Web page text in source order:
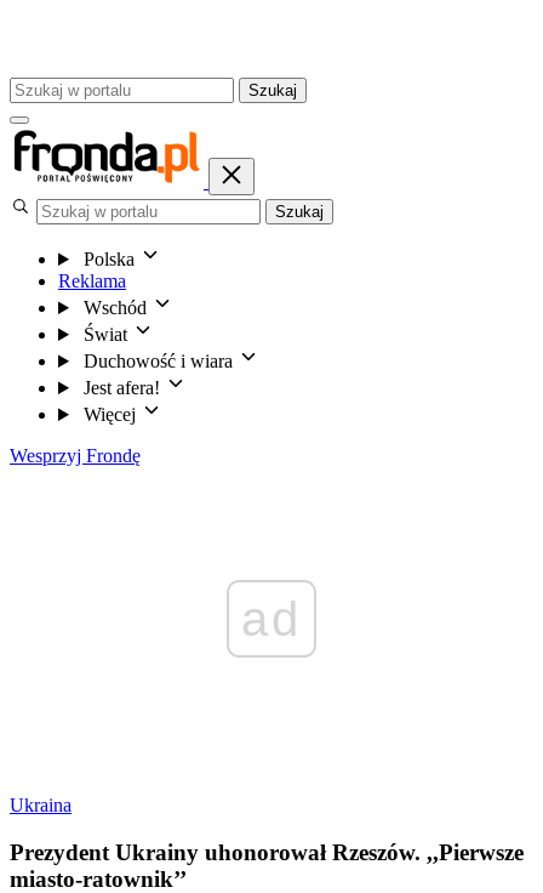
Szukaj
Szukaj
Polska
Reklama
Wschód
Świat
Duchowość i wiara
Jest afera!
Więcej
Wesprzyj Frondę
ad
Ukraina
Prezydent Ukrainy uhonorował Rzeszów. ,,Pierwsze
miasto-ratownik’’